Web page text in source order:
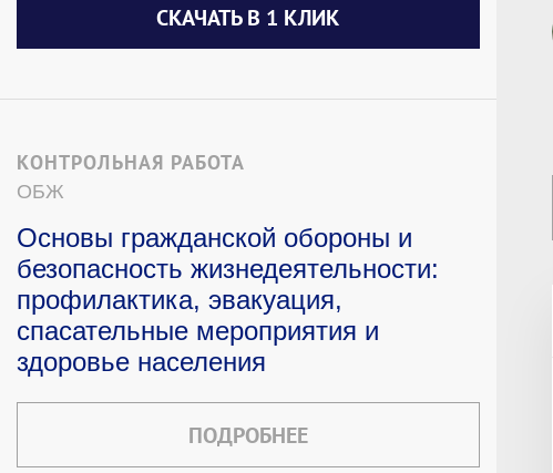
СКАЧАТЬ В 1 КЛИК
КОНТРОЛЬНАЯ РАБОТА
ОБЖ
Основы гражданской обороны и
безопасность жизнедеятельности:
профилактика, эвакуация,
спасательные мероприятия и
здоровье населения
ПОДРОБНЕЕ